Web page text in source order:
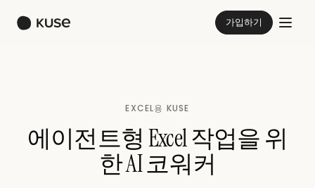
가입하기
EXCEL용 KUSE
에이전트형 Excel 작업을 위
한 AI 코워커